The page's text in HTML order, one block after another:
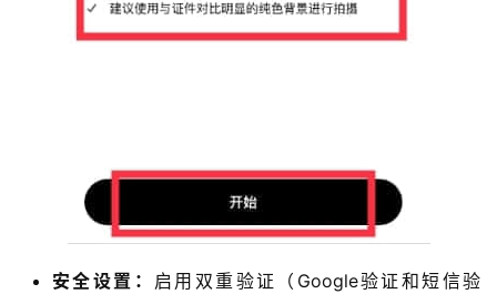
安全设置： 启用双重验证（Google验证和短信验